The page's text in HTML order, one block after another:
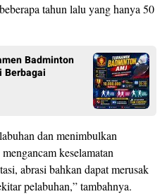
tahun lalu yang hanya 50
Badminton
Berbagai
dan menimbulkan
keselamatan
abrasi bahkan dapat merusak
pelabuhan,” tambahnya.